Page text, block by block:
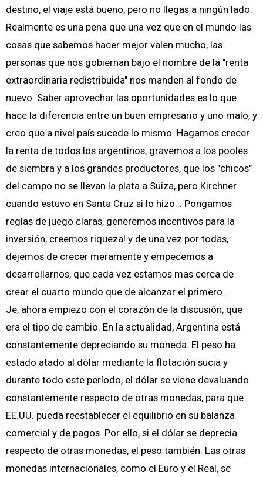
destino, el viaje está bueno, pero no llegas a ningún lado.
Realmente es una pena que una vez que en el mundo las
cosas que sabemos hacer mejor valen mucho, las
personas que nos gobiernan bajo el nombre de la "renta
extraordinaria redistribuida" nos manden al fondo de
nuevo. Saber aprovechar las oportunidades es lo que
hace la diferencia entre un buen empresario y uno malo, y
creo que a nivel país sucede lo mismo. Hagamos crecer
la renta de todos los argentinos, gravemos a los pooles
de siembra y a los grandes productores, que los "chicos"
del campo no se llevan la plata a Suiza, pero Kirchner
cuando estuvo en Santa Cruz si lo hizo... Pongamos
reglas de juego claras, generemos incentivos para la
inversión, creemos riqueza! y de una vez por todas,
dejemos de crecer meramente y empecemos a
desarrollarnos, que cada vez estamos mas cerca de
crear el cuarto mundo que de alcanzar el primero...
Je, ahora empiezo con el corazón de la discusión, que
era el tipo de cambio. En la actualidad, Argentina está
constantemente depreciando su moneda. El peso ha
estado atado al dólar mediante la flotación sucia y
durante todo este período, el dólar se viene devaluando
constantemente respecto de otras monedas, para que
EE.UU. pueda reestablecer el equilibrio en su balanza
comercial y de pagos. Por ello, si el dólar se deprecia
respecto de otras monedas, el peso también. Las otras
monedas internacionales, como el Euro y el Real, se